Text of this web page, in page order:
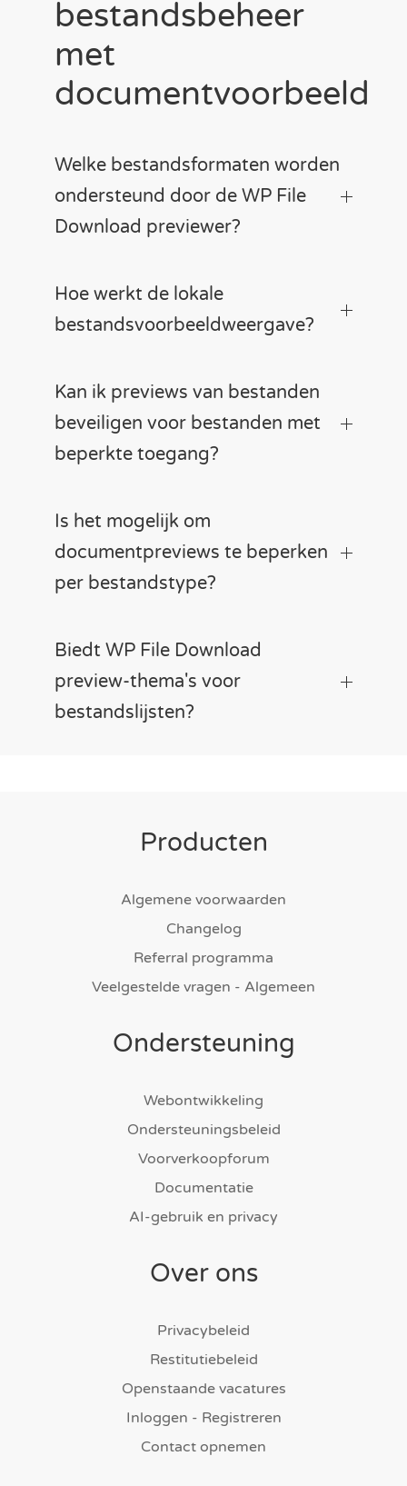
bestandsbeheer
met
documentvoorbeeld
Welke bestandsformaten worden
ondersteund door de WP File
Download previewer?
Hoe werkt de lokale
bestandsvoorbeeldweergave?
Kan ik previews van bestanden
beveiligen voor bestanden met
beperkte toegang?
Is het mogelijk om
documentpreviews te beperken
per bestandstype?
Biedt WP File Download
preview-thema's voor
bestandslijsten?
Producten
Algemene voorwaarden
Changelog
Referral programma
Veelgestelde vragen - Algemeen
Ondersteuning
Webontwikkeling
Ondersteuningsbeleid
Voorverkoopforum
Documentatie
AI-gebruik en privacy
Over ons
Privacybeleid
Restitutiebeleid
Openstaande vacatures
Inloggen - Registreren
Contact opnemen